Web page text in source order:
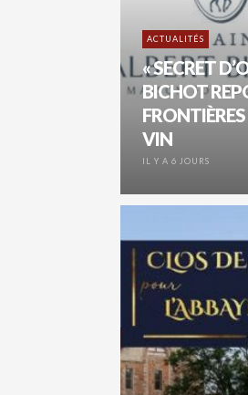
ACTUALITÉS
« SECRET
BICHOT
FRONTIÈRES
VIN
IL Y A 6 JOURS